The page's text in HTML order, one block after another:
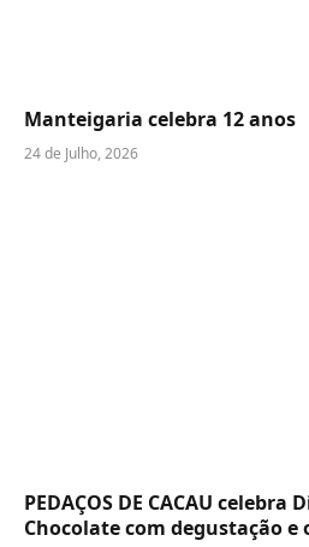
Manteigaria celebra 12 anos
24 de Julho, 2026
PEDAÇOS DE CACAU celebra
Chocolate com degustação e